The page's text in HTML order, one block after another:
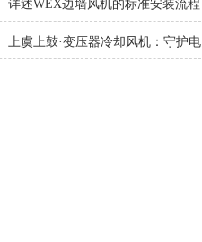
详述WEX边墙风机的标准安装流程
上虞上鼓·变压器冷却风机：守护电